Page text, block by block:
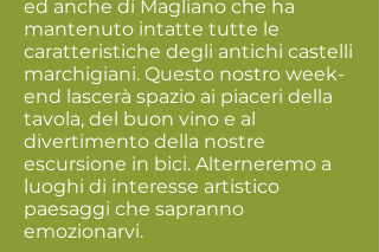
ed anche di Magliano che ha
mantenuto intatte tutte le
caratteristiche degli antichi castelli
marchigiani. Questo nostro week-
end lascerà spazio ai piaceri della
tavola, del buon vino e al
divertimento della nostre
escursione in bici. Alterneremo a
luoghi di interesse artistico
paesaggi che sapranno
emozionarvi.